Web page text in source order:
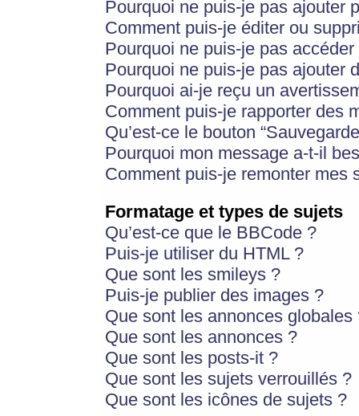
Pourquoi ne puis-je pas ajouter
Comment puis-je éditer ou
Pourquoi ne puis-je pas
Pourquoi ne puis-je pas ajouter
Pourquoi ai-je reçu un
Comment puis-je rapporter des
Qu’est-ce le bouton
Pourquoi mon message a-t-il
Comment puis-je remonter mes
Formatage et types de sujets
Qu’est-ce que le BBCode ?
Puis-je utiliser du HTML ?
Que sont les smileys ?
Puis-je publier des images ?
Que sont les annonces globales
Que sont les annonces ?
Que sont les posts-it ?
Que sont les sujets verrouillés ?
Que sont les icônes de sujets ?